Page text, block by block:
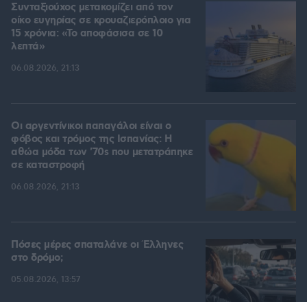
Συνταξιούχος μετακομίζει από τον
οίκο ευγηρίας σε κρουαζιερόπλοιο για
15 χρόνια: «Το αποφάσισα σε 10
λεπτά»
06.08.2026, 21:13
Οι αργεντίνικοι παπαγάλοι είναι ο
φόβος και τρόμος της Ισπανίας: Η
αθώα μόδα των '70s που μετατράπηκε
σε καταστροφή
06.08.2026, 21:13
Πόσες μέρες σπαταλάνε οι Έλληνες
στο δρόμο;
05.08.2026, 13:57